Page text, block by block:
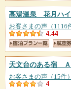
高湯温泉 花月ハ
お客さまの声（1116
4.44
天文台のある宿 Ａ
お客さまの声（15件）
4